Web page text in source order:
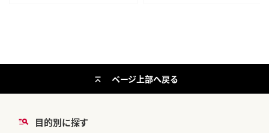
目的別に探す
ページ上部へ戻る